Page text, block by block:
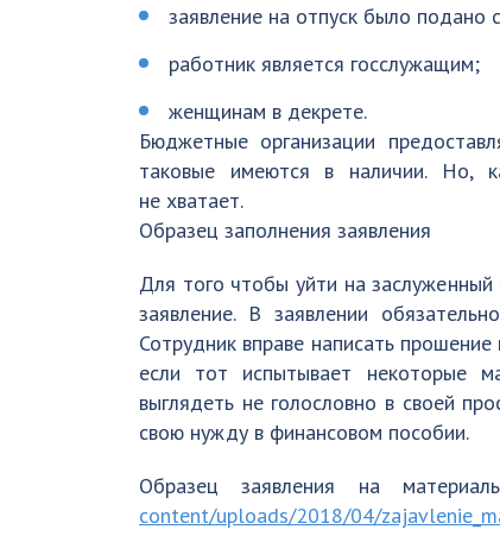
заявление на отпуск было
работник является госслужащим;
женщинам в декрете.
Бюджетные организации
таковые имеются в наличии. Но,
не хватает.
Образец заполнения заявления
Для того чтобы уйти на
заявление. В заявлении
Сотрудник вправе написать
если тот испытывает некоторые
выглядеть не голословно в своей
свою нужду в финансовом пособии.
Образец заявления на
content/uploads/2018/04/